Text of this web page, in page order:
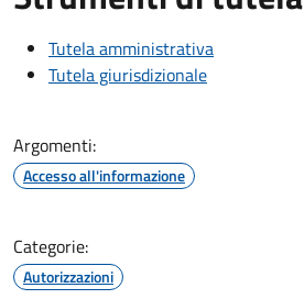
Tutela amministrativa
Tutela giurisdizionale
Argomenti:
Accesso all'informazione
Categorie:
Autorizzazioni